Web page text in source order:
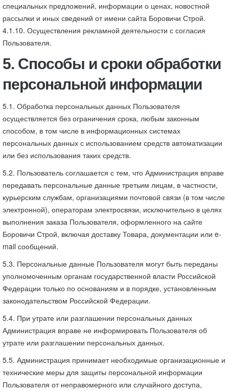
специальных предложений, информации о ценах, новостной
рассылки и иных сведений от имени сайта Боровичи Строй.
4.1.10. Осуществления рекламной деятельности с согласия
Пользователя.
5. Способы и сроки обработки
персональной информации
5.1. Обработка персональных данных Пользователя
осуществляется без ограничения срока, любым законным
способом, в том числе в информационных системах
персональных данных с использованием средств автоматизации
или без использования таких средств.
5.2. Пользователь соглашается с тем, что Администрация вправе
передавать персональные данные третьим лицам, в частности,
курьерским службам, организациями почтовой связи (в том числе
электронной), операторам электросвязи, исключительно в целях
выполнения заказа Пользователя, оформленного на сайте
Боровичи Строй, включая доставку Товара, документации или e-
mail сообщений.
5.3. Персональные данные Пользователя могут быть переданы
уполномоченным органам государственной власти Российской
Федерации только по основаниям и в порядке, установленным
законодательством Российской Федерации.
5.4. При утрате или разглашении персональных данных
Администрация вправе не информировать Пользователя об
утрате или разглашении персональных данных.
5.5. Администрация принимает необходимые организационные и
технические меры для защиты персональной информации
Пользователя от неправомерного или случайного доступа,